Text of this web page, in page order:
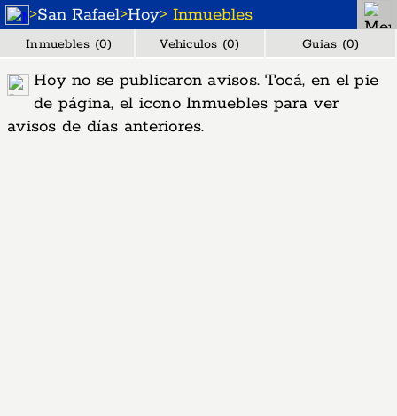
>San Rafael>Hoy> Inmuebles
Inmuebles (0) Vehiculos (0) Guias (0)
Hoy no se publicaron avisos. Tocá, en el pie
de página, el icono Inmuebles para ver
avisos de días anteriores.